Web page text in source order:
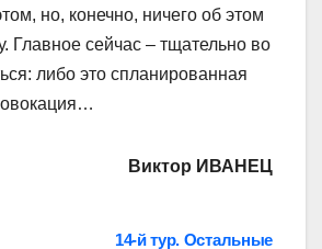
но, конечно, ничего об этом
Главное сейчас – тщательно во
либо это спланированная
Виктор ИВАНЕЦ
14-й тур. Остальные